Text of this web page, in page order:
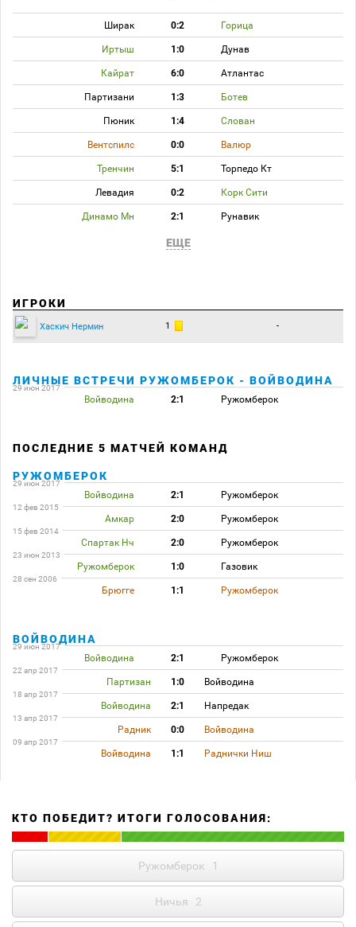
Ширак 0:2 Горица
Иртыш 1:0 Дунав
Кайрат 6:0 Атлантас
Партизани 1:3 Ботев
Пюник 1:4 Слован
Вентспилс 0:0 Валюр
Тренчин 5:1 Торпедо Кт
Левадия 0:2 Корк Сити
Динамо Мн 2:1 Рунавик
ЕЩЕ
ИГРОКИ
Хаскич Нермин 1 -
ЛИЧНЫЕ ВСТРЕЧИ РУЖОМБЕРОК - ВОЙВОДИНА
29 июн 2017
Войводина 2:1 Ружомберок
ПОСЛЕДНИЕ 5 МАТЧЕЙ КОМАНД
РУЖОМБЕРОК
29 июн 2017
Войводина 2:1 Ружомберок
12 фев 2015
Амкар 2:0 Ружомберок
15 фев 2014
Спартак Нч 2:0 Ружомберок
23 июн 2013
Ружомберок 1:0 Газовик
28 сен 2006
Брюгге 1:1 Ружомберок
ВОЙВОДИНА
29 июн 2017
Войводина 2:1 Ружомберок
22 апр 2017
Партизан 1:0 Войводина
18 апр 2017
Войводина 2:1 Напредак
13 апр 2017
Радник 0:0 Войводина
09 апр 2017
Войводина 1:1 Раднички Ниш
КТО ПОБЕДИТ? ИТОГИ ГОЛОСОВАНИЯ:
Ружомберок 1
Ничья 2